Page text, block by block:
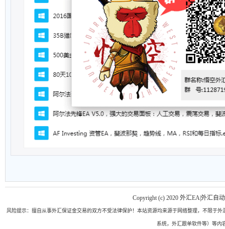
Copyright (c) 2020 外汇EA|外汇自
风险提示：擅自从事外汇保证金交易的双方不受法律保护！本站资源均来源于网络整理，不限于
系统，外汇跟单软件等）等内